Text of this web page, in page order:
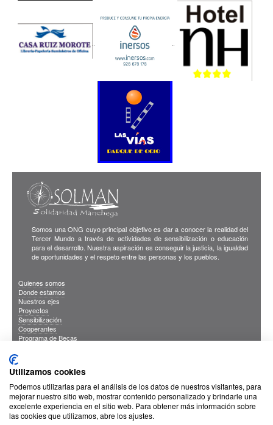
Somos una ONG cuyo principal objetivo es dar a conocer la realidad del
Tercer Mundo a través de actividades de sensibilización o educación
para el desarrollo. Nuestra aspiración es conseguir la justicia, la igualdad
de oportunidades y el respeto entre las personas y los pueblos.
Quienes somos
Donde estamos
Nuestros ejes
Proyectos
Sensibilización
Cooperantes
Programa de Becas
Sus Datos Seguros
Cookies
Proteccion de datos
Utilizamos cookies
Podemos utilizarlas para el análisis de los datos de nuestros visitantes, para
mejorar nuestro sitio web, mostrar contenido personalizado y brindarle una
excelente experiencia en el sitio web. Para obtener más información sobre
las cookies que utilizamos, abre los ajustes.